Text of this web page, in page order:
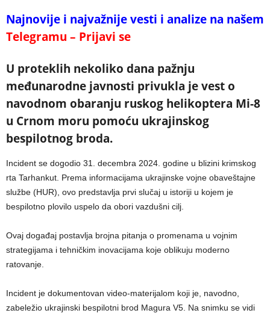
Najnovije i najvažnije vesti i analize na našem
Telegramu – Prijavi se
U proteklih nekoliko dana pažnju
međunarodne javnosti privukla je vest o
navodnom obaranju ruskog helikoptera Mi-8
u Crnom moru pomoću ukrajinskog
bespilotnog broda.
Incident se dogodio 31. decembra 2024. godine u blizini krimskog
rta Tarhankut. Prema informacijama ukrajinske vojne obaveštajne
službe (HUR), ovo predstavlja prvi slučaj u istoriji u kojem je
bespilotno plovilo uspelo da obori vazdušni cilj.
Ovaj događaj postavlja brojna pitanja o promenama u vojnim
strategijama i tehničkim inovacijama koje oblikuju moderno
ratovanje.
Incident je dokumentovan video-materijalom koji je, navodno,
zabeležio ukrajinski bespilotni brod Magura V5. Na snimku se vidi